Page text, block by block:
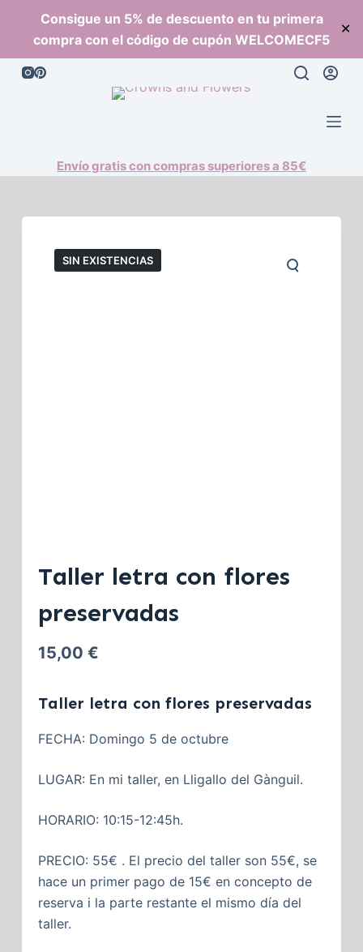
Consigue un 5% de descuento en tu primera
compra con el código de cupón WELCOMECF5
✕
l
Envío gratis con compras superiores a 85€
SIN EXISTENCIAS
Taller letra con flores
preservadas
15,00 €
Taller letra con flores preservadas
FECHA: Domingo 5 de octubre
LUGAR: En mi taller, en Lligallo del Gànguil.
HORARIO: 10:15-12:45h.
PRECIO: 55€ . El precio del taller son 55€, se
hace un primer pago de 15€ en concepto de
reserva i la parte restante el mismo día del
taller.